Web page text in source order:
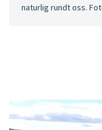
naturlig rundt oss.